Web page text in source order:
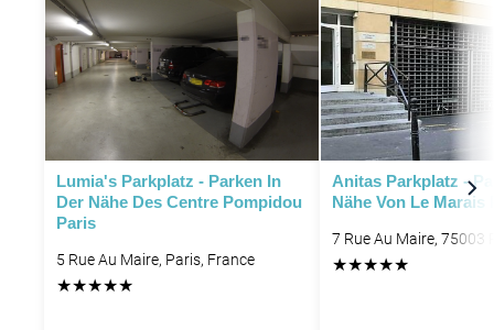
Lumia's Parkplatz - Parken In
Der Nähe Des Centre Pompidou
Paris
5 Rue Au Maire, Paris, France
★★★★★
Anitas Parkplatz -
Nähe Von Le Marais
7 Rue Au Maire, 75003
★★★★★